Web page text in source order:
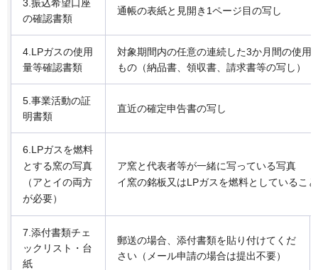
3.振込希望口座
の確認書類
通帳の表紙と見開き1ページ目の写し
4.LPガスの使用
量等確認書類
対象期間内の任意の連続した3か月間の使用
もの（納品書、領収書、請求書等の写し）
5.事業活動の証
明書類
直近の確定申告書の写し
6.LPガスを燃料
とする窯の写真
（アとイの両方
が必要）
ア窯と代表者等が一緒に写っている写真
イ窯の銘板又はLPガスを燃料としているこ
7.添付書類チェ
ックリスト・台
紙
郵送の場合、添付書類を貼り付けてくだ
さい（メール申請の場合は提出不要）